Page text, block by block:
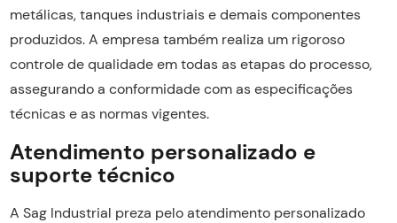
metálicas, tanques industriais e demais componentes
produzidos. A empresa também realiza um rigoroso
controle de qualidade em todas as etapas do processo,
assegurando a conformidade com as especificações
técnicas e as normas vigentes.
Atendimento personalizado e
suporte técnico
A Sag Industrial preza pelo atendimento personalizado